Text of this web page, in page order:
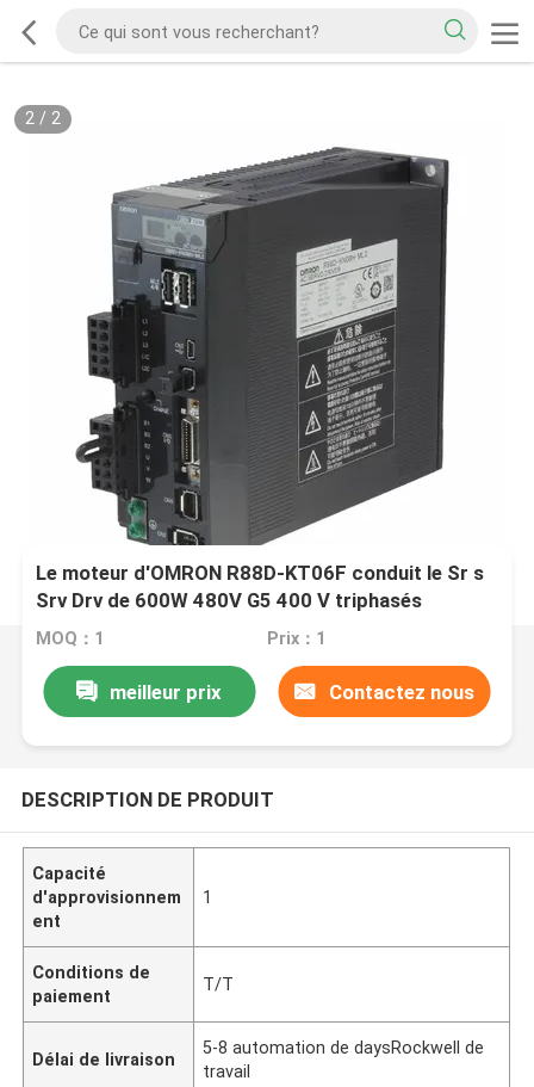
2/ 2
Le moteur d'OMRON R88D-KT06F conduit le Sr s
Srv Drv de 600W 480V G5 400 V triphasés
MOQ：1 Prix：1
meilleur prix Contactez nous
DESCRIPTION DE PRODUIT
Capacité
d'approvisionnem
ent
1
Conditions de
paiement
T/T
Délai de livraison
5-8 automation de daysRockwell de
travail